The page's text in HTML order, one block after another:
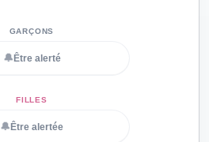
🔔 Être alerté
🔔 Être alertée